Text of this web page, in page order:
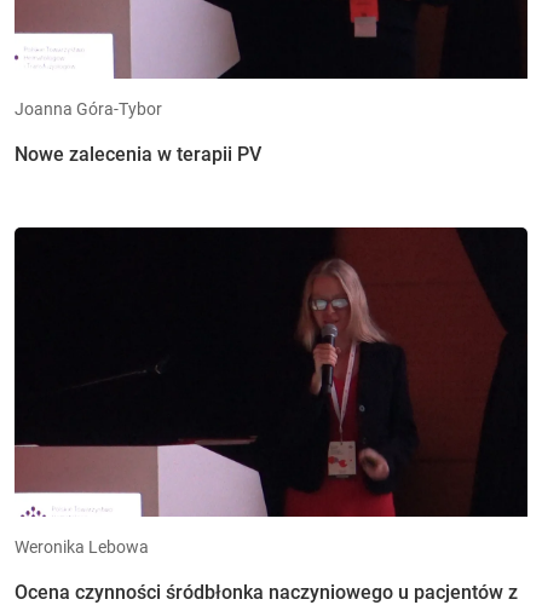
Joanna Góra-Tybor
Nowe zalecenia w terapii PV
Weronika Lebowa
Ocena czynności śródbłonka naczyniowego u pacjentów z